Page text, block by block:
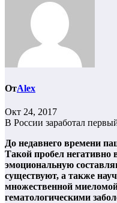
ОтAlex
Окт 24, 2017
В России заработал
До недавнего времени
Такой пробел негативно
эмоциональную
существуют, а также
множественной
гематологическими